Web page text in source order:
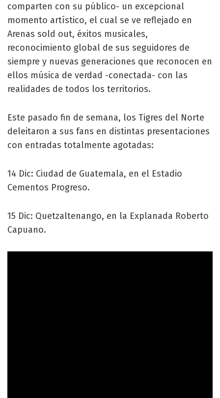
comparten con su público- un excepcional
momento artístico, el cual se ve reflejado en
Arenas sold out, éxitos musicales,
reconocimiento global de sus seguidores de
siempre y nuevas generaciones que reconocen en
ellos música de verdad -conectada- con las
realidades de todos los territorios.
Este pasado fin de semana, los Tigres del Norte
deleitaron a sus fans en distintas presentaciones
con entradas totalmente agotadas:
14 Dic: Ciudad de Guatemala, en el Estadio
Cementos Progreso.
15 Dic: Quetzaltenango, en la Explanada Roberto
Capuano.